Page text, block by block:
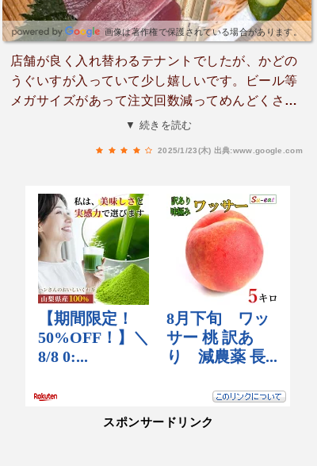
ぜひ食べてほしい🐟接客も良くて料理もスピーデ
ィーで使いやすいお店でした。安く済ませいけど
美味しいもの食べたい時にぴったりです！学生さ
んや若い方にもおすすめでカウンターもあるので
1人でも。みんなでワイワイしたい時や宴会にも
いいなと思いました🍺
画像は著作権で保護されている場合があります。
店舗が良く入れ替わるテナントでしたが、かどの
うぐいすが入っていて少し嬉しいです。ビール等
メガサイズがあって注文回数減ってめんどくさく
ないのも嬉しいです。大手羽先は熱々でしっかり
は、福岡ならではな気がします。駅チカなので、
終電前に引っかけるにはとてもいい立地と思いま
す。話が弾んでタクシーで帰ったのは内緒です。
▼ 続きを読む
2025/1/23(木) 出典:www.google.com
スポンサードリンク